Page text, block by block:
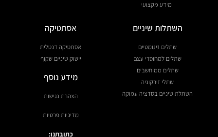
מידע מקצועי
השתלות שיניים
שתלים זיגומטיים
שתלים למחוסרי עצם
שתלים ממוחשבים
שתלי זירקוניה
השתלת שיניים בסדציה עמוקה
אסתטיקה
אסתטיקה דנטלית
יישוק שיניים שקוף
מידע נוסף
הצהרת נגישות
מדיניות פרטיות
כתובתנו: